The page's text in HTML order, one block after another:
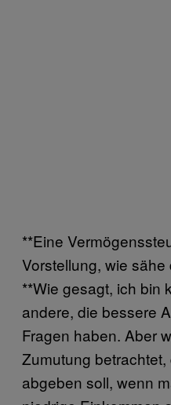
**Eine
Vorstellung, wie sähe
**Wie gesagt, ich bin
andere, die bessere
Fragen haben. Aber
Zumutung
abgeben soll, wenn